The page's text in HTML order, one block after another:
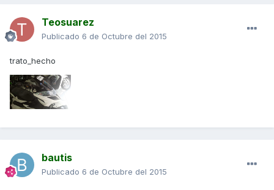
Teosuarez
Publicado 6 de Octubre del 2015
trato_hecho
bautis
Publicado 6 de Octubre del 2015